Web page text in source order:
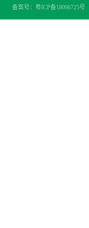
备案号： 粤ICP备18096725号